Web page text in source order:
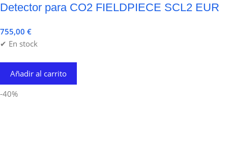
Detector para CO2 FIELDPIECE SCL2 EUR
755,00 €
✔ En stock
Añadir al carrito
-40%